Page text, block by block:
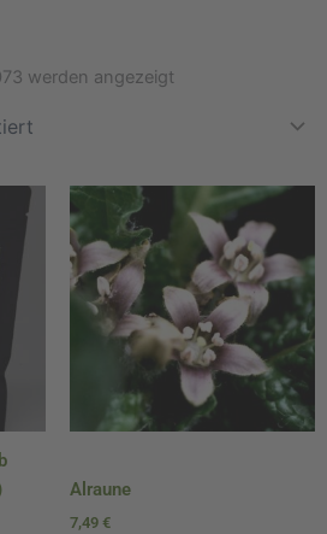
werden angezeigt
Alraune
7,49 €